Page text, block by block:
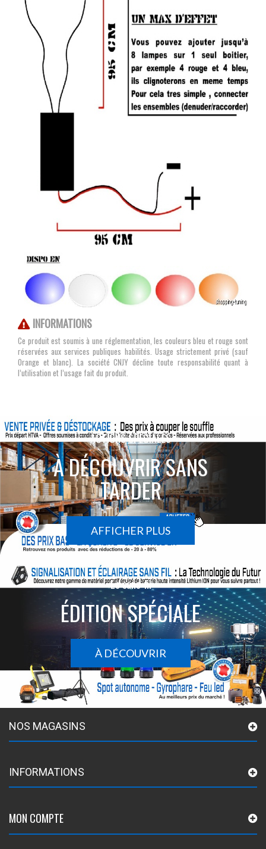
INFORMATIONS
Ce produit est soumis à une réglementation, les couleurs bleu et rouge sont
réservées aux services publiques habilités. Usage strictement privé (sauf
Orange et blanc). La société CNJY décline toute responsabilité quant à
l’utilisation et l’usage fait du produit.
ACTIONS SPÉCIALES
À DÉCOUVRIR SANS
TARDER
AFFICHER PLUS
Le sans-fil
ÉDITION SPÉCIALE
À DÉCOUVRIR
NOS MAGASINS
INFORMATIONS
MON COMPTE